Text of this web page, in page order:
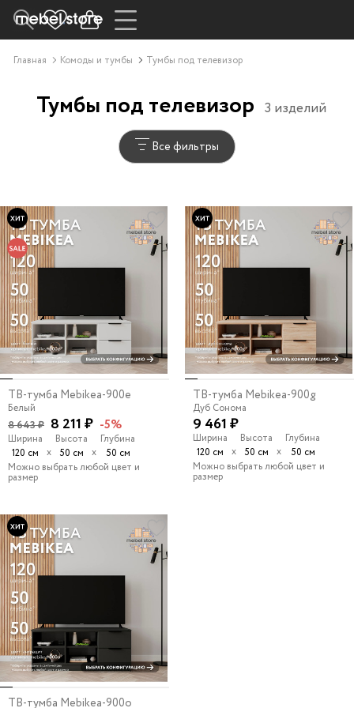
Главная Комоды и тумбы Тумбы под телевизор
Тумбы под телевизор 3 изделий
Все фильтры
ТВ-тумба Mebikea-900e
Белый
8 643 ₽ 8 211 ₽ -5%
Ширина
120 см
х
Высота
50 см
х
Глубина
50 см
Можно выбрать любой цвет и
размер
ТВ-тумба Mebikea-900g
Дуб Сонома
9 461 ₽
Ширина
120 см
х
Высота
50 см
х
Глубина
50 см
Можно выбрать любой цвет и
размер
ТВ-тумба Mebikea-900o